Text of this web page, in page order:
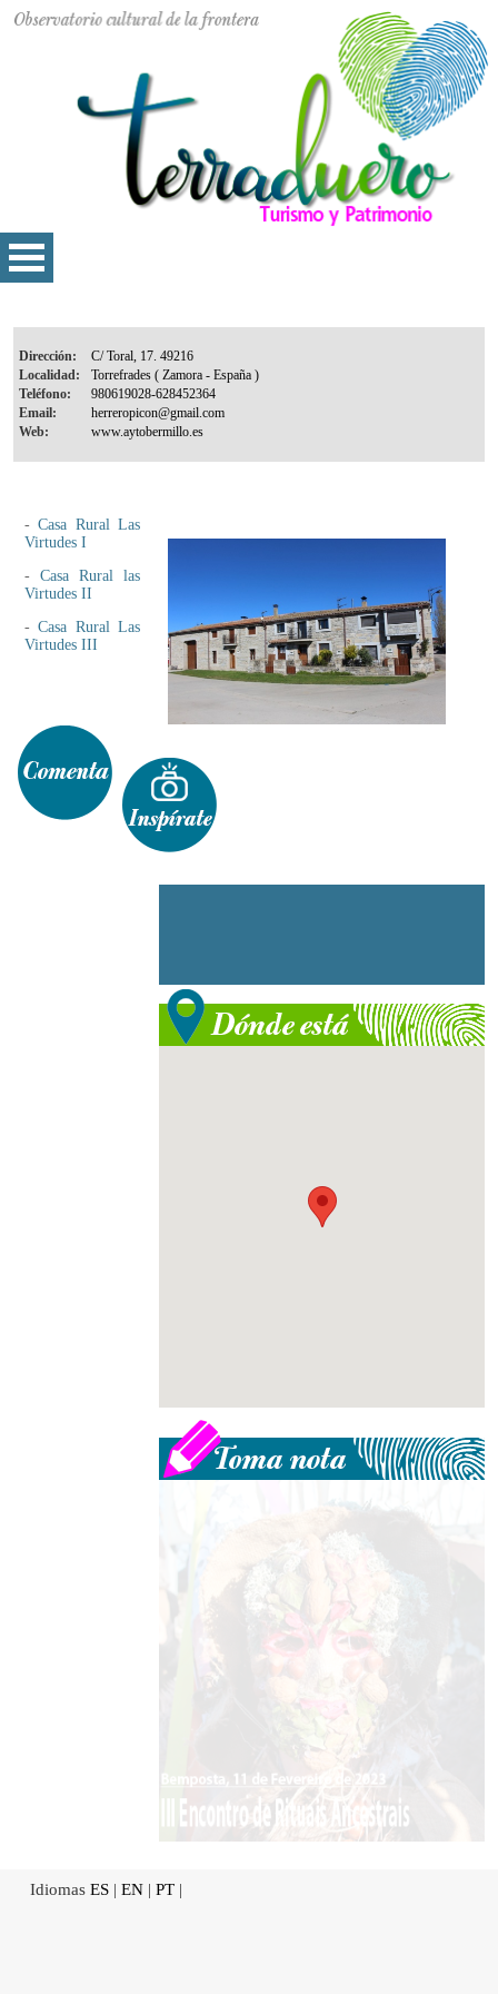
Dirección:
Localidad:
Teléfono:
Email:
Web:
-Casa Rural Las
Virtudes I
- Casa Rural las
Virtudes II
-Casa Rural Las
Virtudes III
Idiomas ES | EN | PT |